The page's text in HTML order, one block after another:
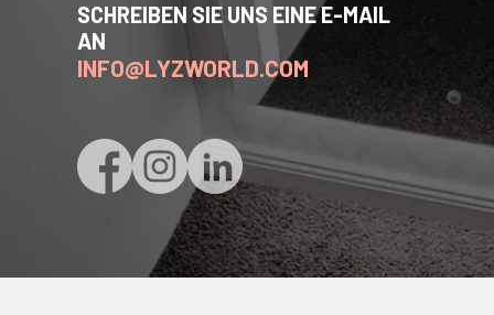
SCHREIBEN SIE UNS EINE E-MAIL
AN
INFO@LYZWORLD.COM